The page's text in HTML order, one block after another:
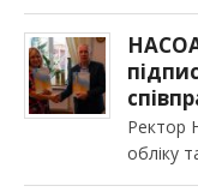
НАСОА
Ректор
обліку